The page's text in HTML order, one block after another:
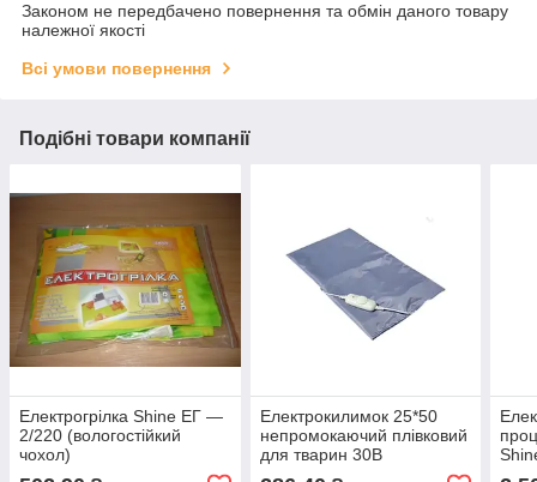
Законом не передбачено повернення та обмін даного товару
належної якості
Всі умови повернення
Подібні товари компанії
Електрогрілка Shine ЕГ —
2/220 (вологостійкий
чохол)
Електрокилимок 25*50
непромокаючий плівковий
для тварин 30В